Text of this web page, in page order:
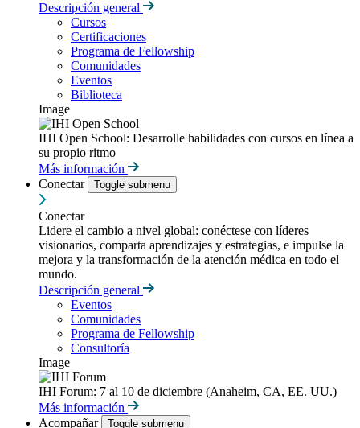
Descripción general
Cursos
Certificaciones
Programa de Fellowship
Comunidades
Eventos
Biblioteca
Image
IHI Open School: Desarrolle habilidades con cursos en línea a
su propio ritmo
Más información
Conectar
Toggle submenu
Conectar
Lidere el cambio a nivel global: conéctese con líderes
visionarios, comparta aprendizajes y estrategias, e impulse la
mejora y la transformación de la atención médica en todo el
mundo.
Descripción general
Eventos
Comunidades
Programa de Fellowship
Consultoría
Image
IHI Forum: 7 al 10 de diciembre (Anaheim, CA, EE. UU.)
Más información
Acompañar
Toggle submenu